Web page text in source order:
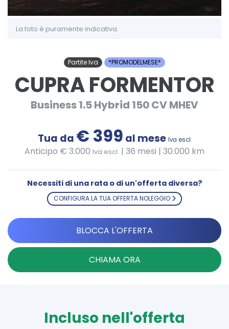
La foto è puramente indicativa.
Partite Iva *PROMODELMESE*
CUPRA FORMENTOR
Business 1.5 Hybrid 150 CV MHEV
Tua da € 399 al mese Iva escl.
Anticipo € 3.000 Iva escl. | 36 mesi | 30.000 km
Necessiti di una rata o di un'offerta diversa?
CONFIGURA LA TUA OFFERTA NOLEGGIO
BLOCCA L'OFFERTA
CHIAMA ORA
Incluso nell'offerta